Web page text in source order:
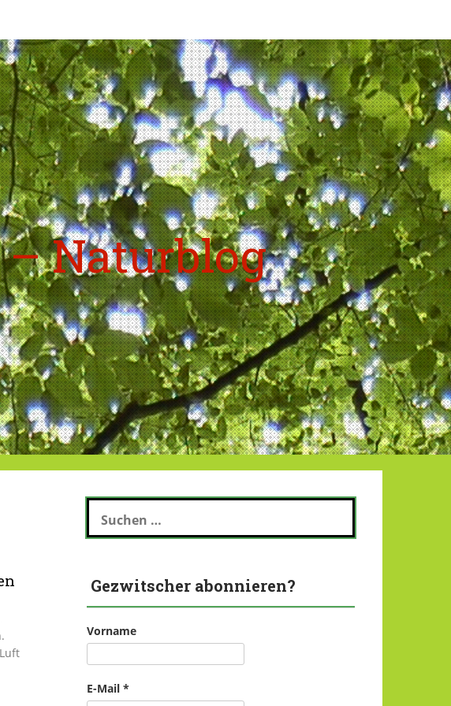
Naturblog
Suchen
nach:
Gezwitscher abonnieren?
Vorname
E-Mail *